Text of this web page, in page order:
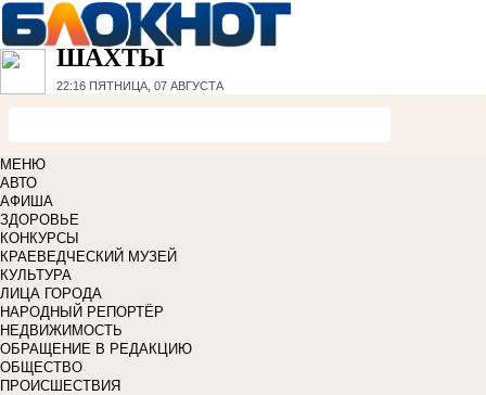
ШАХТЫ
22:16 ПЯТНИЦА, 07 АВГУСТА
МЕНЮ
АВТО
АФИША
ЗДОРОВЬЕ
КОНКУРСЫ
КРАЕВЕДЧЕСКИЙ МУЗЕЙ
КУЛЬТУРА
ЛИЦА ГОРОДА
НАРОДНЫЙ РЕПОРТЁР
НЕДВИЖИМОСТЬ
ОБРАЩЕНИЕ В РЕДАКЦИЮ
ОБЩЕСТВО
ПРОИСШЕСТВИЯ